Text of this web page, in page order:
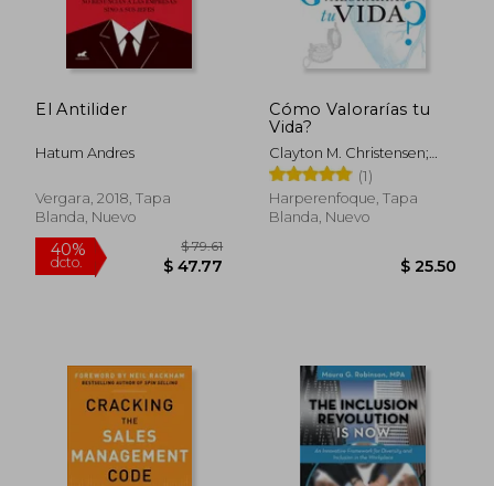
El Antilider
Hatum Andres
Vergara, 2018, Tapa
Blanda, Nuevo
40%
dcto. $ 47.77
Cómo Valorarías tu
Vida?
Clayton M. Christensen;
James Allworth; Karen
Dillon
(1)
Harperenfoque, Tapa
Blanda, Nuevo